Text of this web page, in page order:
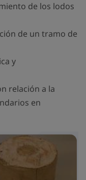
de los lodos
de un tramo de
y
relación a la
en